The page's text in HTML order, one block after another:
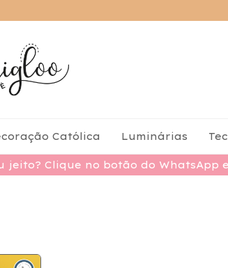
Clique no botão do WhatsApp
Católica Luminárias